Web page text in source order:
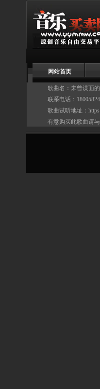
网站首页
歌曲名：未曾谋面
联系电话：
歌曲试听地址：
有意购买此歌曲请